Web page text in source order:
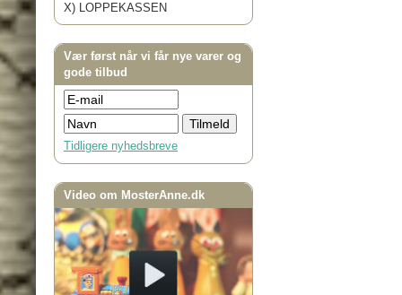
X) LOPPEKASSEN
Vær først når vi får nye varer og
gode tilbud
Tidligere nyhedsbreve
Video om MosterAnne.dk